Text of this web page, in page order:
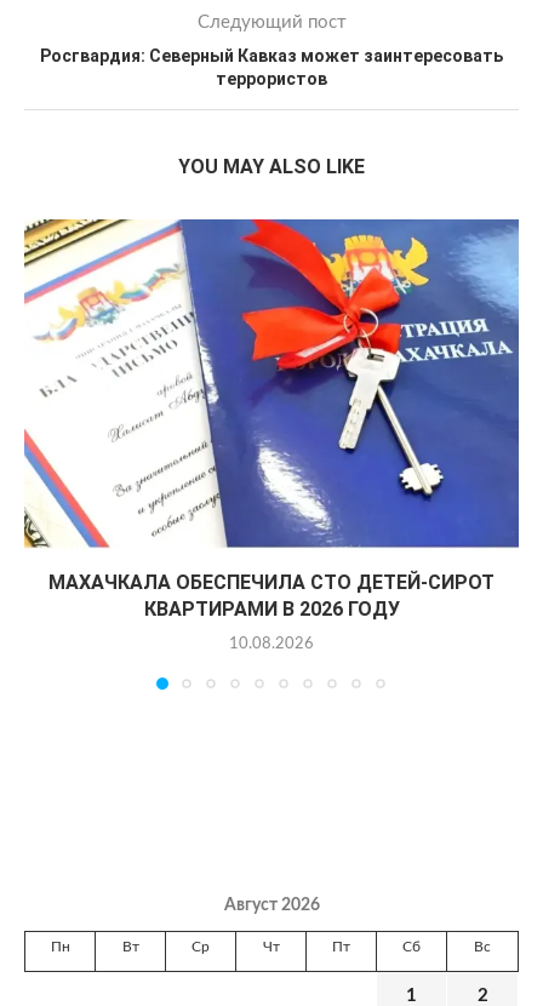
Следующий пост
Росгвардия: Северный Кавказ может заинтересовать
террористов
YOU MAY ALSO LIKE
МАХАЧКАЛА ОБЕСПЕЧИЛА СТО ДЕТЕЙ-СИРОТ
КВАРТИРАМИ В 2026 ГОДУ
10.08.2026
Август 2026
Пн Вт Ср Чт Пт Сб Вс
1 2